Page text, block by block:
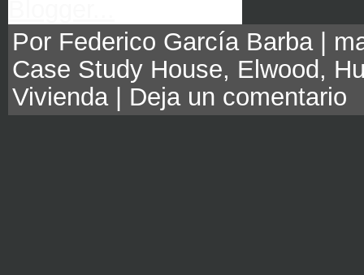
Por Federico García Barba |
Case Study House, Elwood ,
Vivienda| Deja un comentario